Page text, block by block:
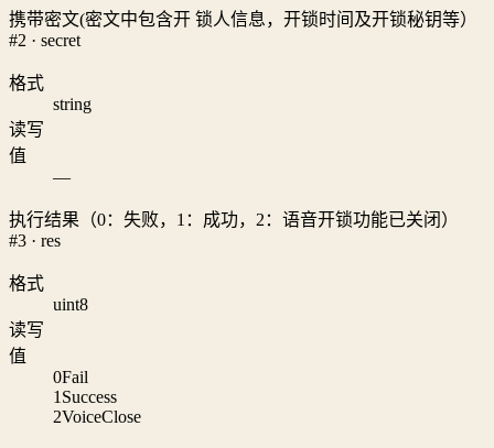
携带密文(密文中包含开 锁人信息，开锁时间及开锁秘钥等）
#2 · secret
格式
string
读写
值
—
执行结果（0：失败，1：成功，2：语音开锁功能已关闭）
#3 · res
格式
uint8
读写
值
0Fail
1 Success
2VoiceClose